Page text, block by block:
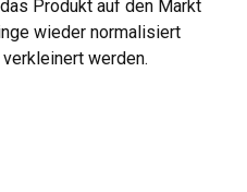
Produkt auf den Markt
wieder normalisiert
werden.